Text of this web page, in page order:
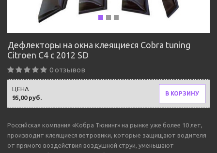
Дефлекторы на окна клеящиеся Cobra tuning
Citroen C4 с 2012 SD
0 отзывов
95,00 руб.
ЦЕНА
В КОРЗИНУ
Российская компания «Кобра Тюнинг» на рынке уже более 10 лет,
производит клеящиеся ветровики, которые защищают водителя
от прямого воздействия воздушной струи, уменьшают